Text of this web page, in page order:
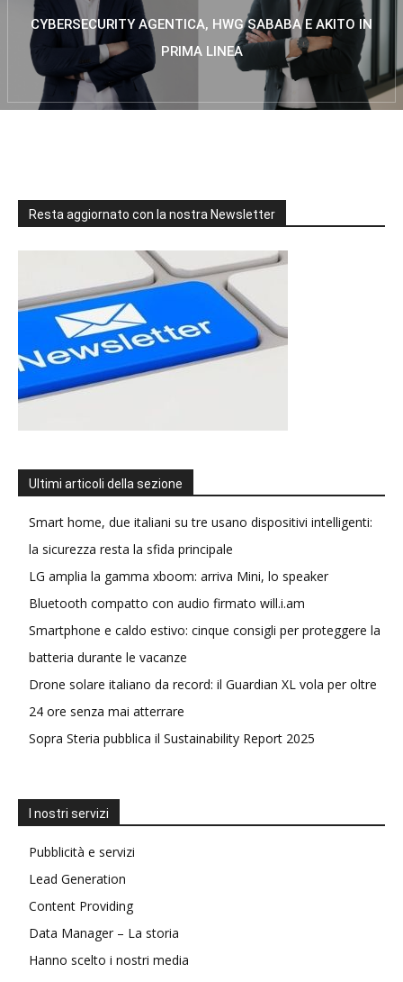
CYBERSECURITY AGENTICA, HWG SABABA E AKITO IN
PRIMA LINEA
Resta aggiornato con la nostra Newsletter
Ultimi articoli della sezione
Smart home, due italiani su tre usano dispositivi intelligenti:
la sicurezza resta la sfida principale
LG amplia la gamma xboom: arriva Mini, lo speaker
Bluetooth compatto con audio firmato will.i.am
Smartphone e caldo estivo: cinque consigli per proteggere la
batteria durante le vacanze
Drone solare italiano da record: il Guardian XL vola per oltre
24 ore senza mai atterrare
Sopra Steria pubblica il Sustainability Report 2025
I nostri servizi
Pubblicità e servizi
Lead Generation
Content Providing
Data Manager – La storia
Hanno scelto i nostri media